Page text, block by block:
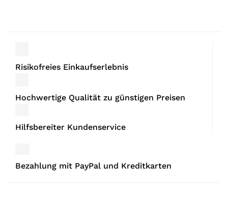
Risikofreies Einkaufserlebnis
Hochwertige Qualität zu günstigen Preisen
Hilfsbereiter Kundenservice
Bezahlung mit PayPal und Kreditkarten